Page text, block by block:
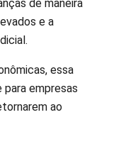
de maneira
e a
essa
empresas
ao